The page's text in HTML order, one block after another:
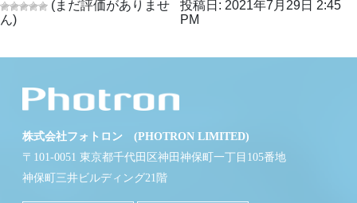
(まだ評価がありませ
ん)
投稿日: 2021年7月29日 2:45
PM
株式会社フォトロン (PHOTRON LIMITED)
〒101-0051 東京都千代田区神田神保町一丁目105番地
神保町三井ビルディング21階